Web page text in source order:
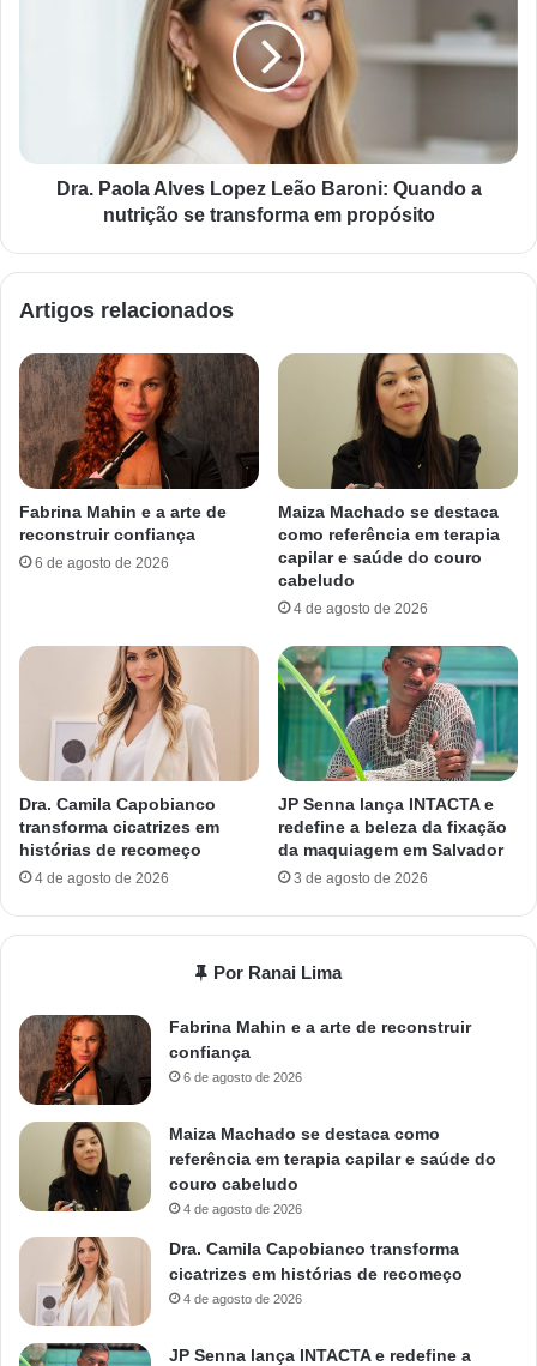
Dra. Paola Alves Lopez Leão Baroni: Quando a
nutrição se transforma em propósito
Artigos relacionados
Fabrina Mahin e a arte de
reconstruir confiança
6 de agosto de 2026
Maiza Machado se destaca
como referência em terapia
capilar e saúde do couro
cabeludo
4 de agosto de 2026
Dra. Camila Capobianco
transforma cicatrizes em
histórias de recomeço
4 de agosto de 2026
JP Senna lança INTACTA e
redefine a beleza da fixação
da maquiagem em Salvador
3 de agosto de 2026
Por Ranai Lima
Fabrina Mahin e a arte de reconstruir
confiança
6 de agosto de 2026
Maiza Machado se destaca como
referência em terapia capilar e saúde do
couro cabeludo
4 de agosto de 2026
Dra. Camila Capobianco transforma
cicatrizes em histórias de recomeço
4 de agosto de 2026
JP Senna lança INTACTA e redefine a